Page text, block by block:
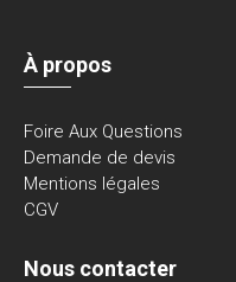
À propos
Foire Aux Questions
Demande de devis
Mentions légales
CGV
Nous contacter